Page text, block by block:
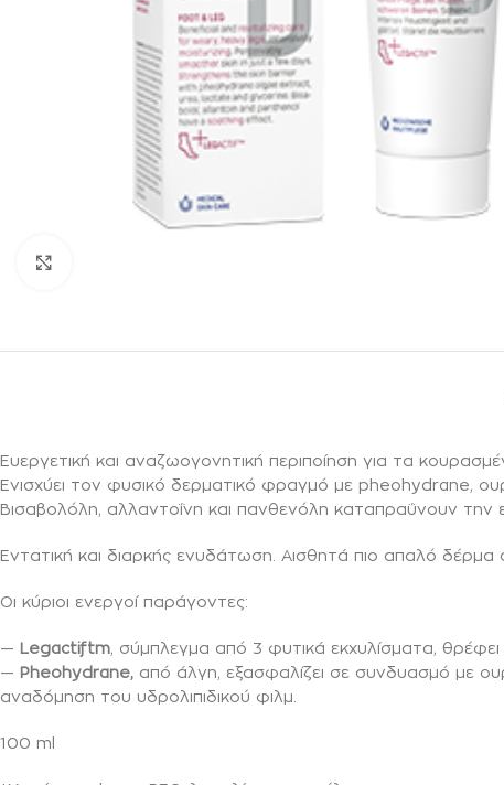
Ευεργετική και αναζωογονητική περιποίηση για τα
Ενισχύει τον φυσικό δερματικό φραγμό με pheohydrane,
Βισαβολόλη, αλλαντοΐνη και πανθενόλη καταπραΰνουν την
Εντατική και διαρκής ενυδάτωση. Αισθητά πιο απαλό δέρμα
Οι κύριοι ενεργοί παράγοντες:
— Legactiftm , σύμπλεγμα από 3 φυτικά εκχυλίσματα, θρέφει
— Pheohydrane, από άλγη, εξασφαλίζει σε συνδυασμό με
αναδόμηση του υδρολιπιδικού φιλμ.
100 ml